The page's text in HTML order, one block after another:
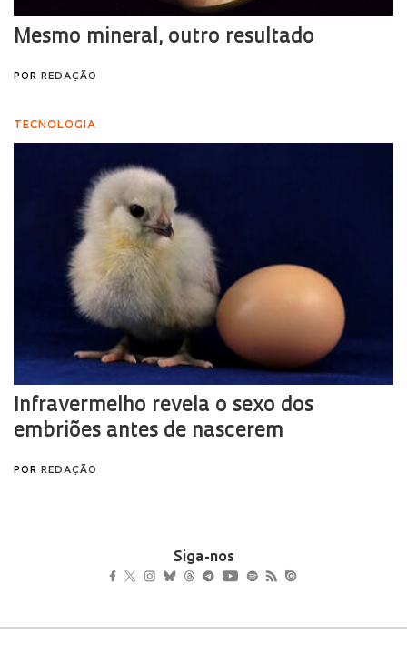
Siga-nos